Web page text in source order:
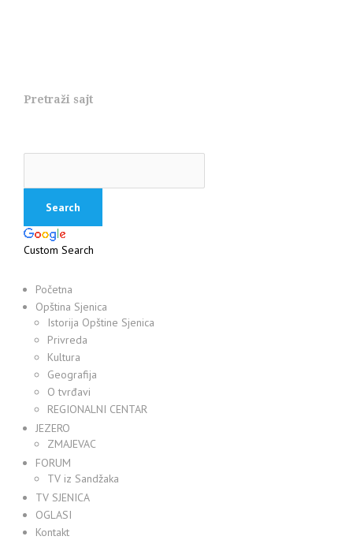
Pretraži sajt
Custom Search
Početna
Opština Sjenica
Istorija Opštine Sjenica
Privreda
Kultura
Geografija
O tvrđavi
REGIONALNI CENTAR
JEZERO
ZMAJEVAC
FORUM
TV iz Sandžaka
TV SJENICA
OGLASI
Kontakt